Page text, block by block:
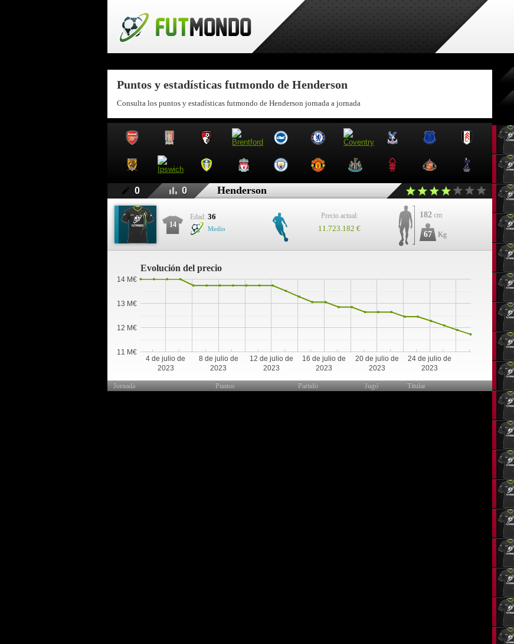
Puntos y estadísticas futmondo de Henderson
Consulta los puntos y estadísticas futmondo de Henderson jornada a jornada
0 0 Henderson
14
Edad: 36
Medio
Precio actual:
11.723.182 €
182 cm
67 Kg
Evolución del precio
4 de julio de
2023
8 de julio de
2023
12 de julio de
2023
16 de julio de
2023
20 de julio de
2023
24 de julio de
2023
11 M€
12 M€
13 M€
14 M€
Jornada Puntos Partido Jugó Titular